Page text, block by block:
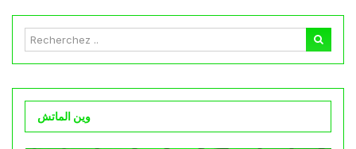
وين الماتش